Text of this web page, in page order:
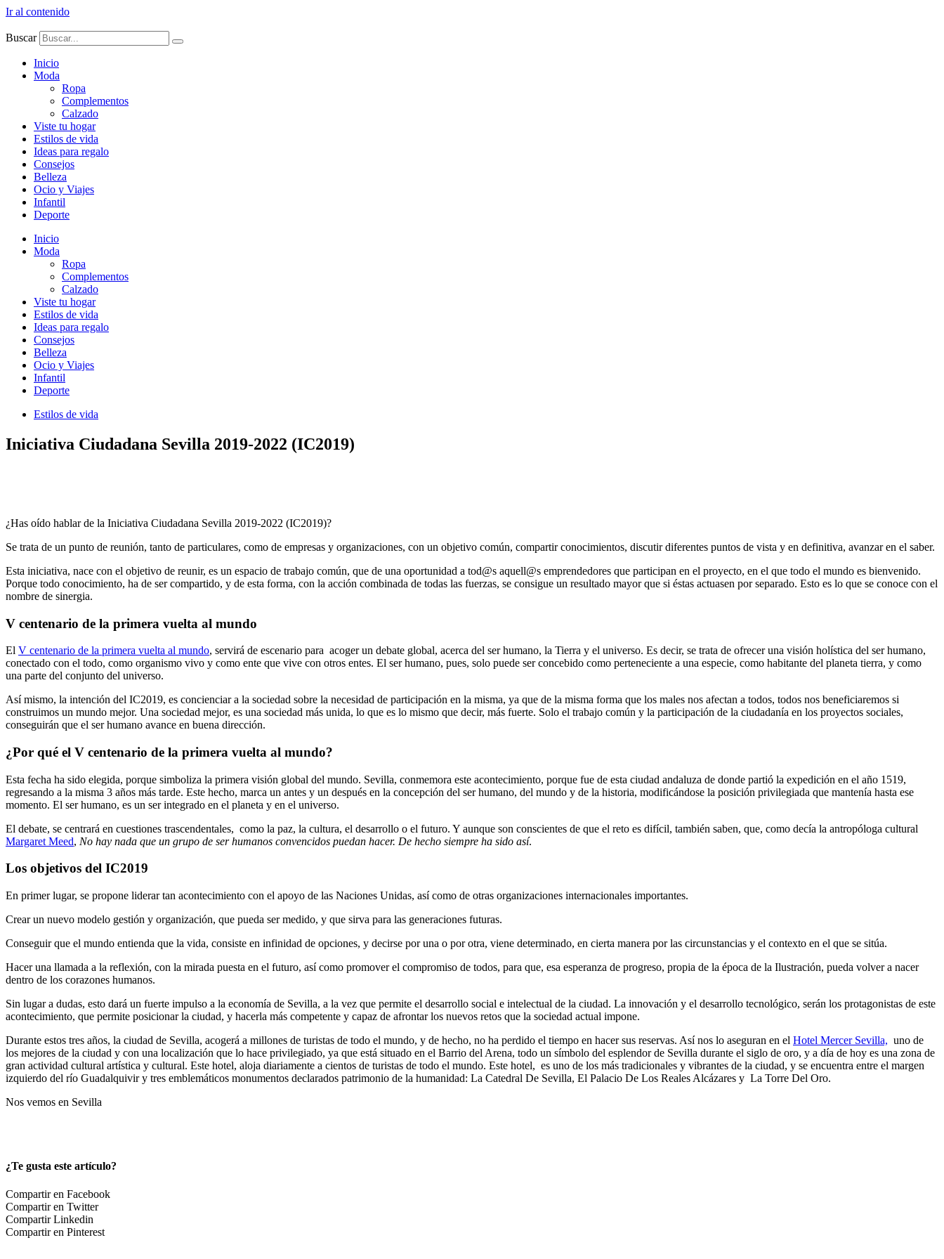
Ir al contenido
Buscar
Inicio
Moda
Ropa
Complementos
Calzado
Viste tu hogar
Estilos de vida
Ideas para regalo
Consejos
Belleza
Ocio y Viajes
Infantil
Deporte
Inicio
Moda
Ropa
Complementos
Calzado
Viste tu hogar
Estilos de vida
Ideas para regalo
Consejos
Belleza
Ocio y Viajes
Infantil
Deporte
Estilos de vida
Iniciativa Ciudadana Sevilla 2019-2022 (IC2019)
¿Has oído hablar de la Iniciativa Ciudadana Sevilla 2019-2022 (IC2019)?
Se trata de un punto de reunión, tanto de particulares, como de empresas y organizaciones, con un objetivo común, compartir conocimientos, discutir diferentes puntos de vista y en definitiva, avanzar en el saber.
Esta iniciativa, nace con el objetivo de reunir, es un espacio de trabajo común, que de una oportunidad a tod@s aquell@s emprendedores que participan en el proyecto, en el que todo el mundo es bienvenido.
Porque todo conocimiento, ha de ser compartido, y de esta forma, con la acción combinada de todas las fuerzas, se consigue un resultado mayor que si éstas actuasen por separado. Esto es lo que se conoce con el
nombre de sinergia.
V centenario de la primera vuelta al mundo
El V centenario de la primera vuelta al mundo, servirá de escenario para acoger un debate global, acerca del ser humano, la Tierra y el universo. Es decir, se trata de ofrecer una visión holística del ser humano,
conectado con el todo, como organismo vivo y como ente que vive con otros entes. El ser humano, pues, solo puede ser concebido como perteneciente a una especie, como habitante del planeta tierra, y como
una parte del conjunto del universo.
Así mismo, la intención del IC2019, es concienciar a la sociedad sobre la necesidad de participación en la misma, ya que de la misma forma que los males nos afectan a todos, todos nos beneficiaremos si
construimos un mundo mejor. Una sociedad mejor, es una sociedad más unida, lo que es lo mismo que decir, más fuerte. Solo el trabajo común y la participación de la ciudadanía en los proyectos sociales,
conseguirán que el ser humano avance en buena dirección.
¿Por qué el V centenario de la primera vuelta al mundo?
Esta fecha ha sido elegida, porque simboliza la primera visión global del mundo. Sevilla, conmemora este acontecimiento, porque fue de esta ciudad andaluza de donde partió la expedición en el año 1519,
regresando a la misma 3 años más tarde. Este hecho, marca un antes y un después en la concepción del ser humano, del mundo y de la historia, modificándose la posición privilegiada que mantenía hasta ese
momento. El ser humano, es un ser integrado en el planeta y en el universo.
El debate, se centrará en cuestiones trascendentales, como la paz, la cultura, el desarrollo o el futuro. Y aunque son conscientes de que el reto es difícil, también saben, que, como decía la antropóloga cultural
Margaret Meed, No hay nada que un grupo de ser humanos convencidos puedan hacer. De hecho siempre ha sido así.
Los objetivos del IC2019
En primer lugar, se propone liderar tan acontecimiento con el apoyo de las Naciones Unidas, así como de otras organizaciones internacionales importantes.
Crear un nuevo modelo gestión y organización, que pueda ser medido, y que sirva para las generaciones futuras.
Conseguir que el mundo entienda que la vida, consiste en infinidad de opciones, y decirse por una o por otra, viene determinado, en cierta manera por las circunstancias y el contexto en el que se sitúa.
Hacer una llamada a la reflexión, con la mirada puesta en el futuro, así como promover el compromiso de todos, para que, esa esperanza de progreso, propia de la época de la Ilustración, pueda volver a nacer
dentro de los corazones humanos.
Sin lugar a dudas, esto dará un fuerte impulso a la economía de Sevilla, a la vez que permite el desarrollo social e intelectual de la ciudad. La innovación y el desarrollo tecnológico, serán los protagonistas de este
acontecimiento, que permite posicionar la ciudad, y hacerla más competente y capaz de afrontar los nuevos retos que la sociedad actual impone.
Durante estos tres años, la ciudad de Sevilla, acogerá a millones de turistas de todo el mundo, y de hecho, no ha perdido el tiempo en hacer sus reservas. Así nos lo aseguran en el Hotel Mercer Sevilla, uno de
los mejores de la ciudad y con una localización que lo hace privilegiado, ya que está situado en el Barrio del Arena, todo un símbolo del esplendor de Sevilla durante el siglo de oro, y a día de hoy es una zona de
gran actividad cultural artística y cultural. Este hotel, aloja diariamente a cientos de turistas de todo el mundo. Este hotel, es uno de los más tradicionales y vibrantes de la ciudad, y se encuentra entre el margen
izquierdo del río Guadalquivir y tres emblemáticos monumentos declarados patrimonio de la humanidad: La Catedral De Sevilla, El Palacio De Los Reales Alcázares y La Torre Del Oro.
Nos vemos en Sevilla
¿Te gusta este artículo?
Compartir en Facebook
Compartir en Twitter
Compartir Linkedin
Compartir en Pinterest